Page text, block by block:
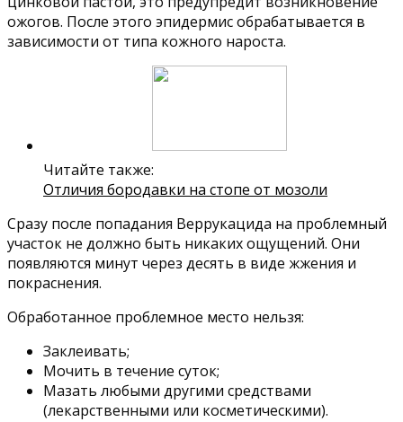
ожогов. После этого эпидермис обрабатывается в
зависимости от типа кожного нароста.
Читайте также:
Отличия бородавки на стопе от мозоли
Сразу после попадания Веррукацида на проблемный
участок не должно быть никаких ощущений. Они
появляются минут через десять в виде жжения и
покраснения.
Обработанное проблемное место нельзя:
Заклеивать;
Мочить в течение суток;
Мазать любыми другими средствами
(лекарственными или косметическими).